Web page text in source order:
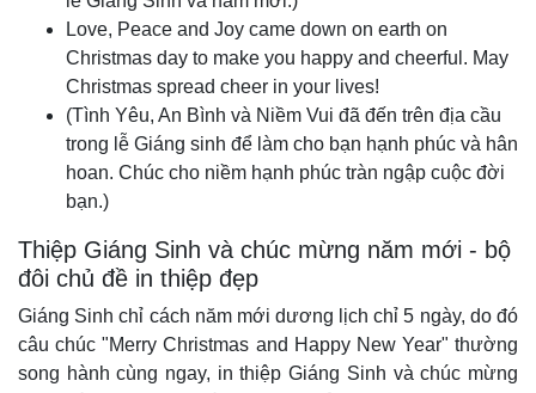
Love, Peace and Joy came down on earth on
Christmas day to make you happy and cheerful. May
Christmas spread cheer in your lives!
(Tình Yêu, An Bình và Niềm Vui đã đến trên địa cầu
trong lễ Giáng sinh để làm cho bạn hạnh phúc và hân
hoan. Chúc cho niềm hạnh phúc tràn ngập cuộc đời
bạn.)
Thiệp Giáng Sinh và chúc mừng năm mới - bộ
đôi chủ đề in thiệp đẹp
Giáng Sinh chỉ cách năm mới dương lịch chỉ 5 ngày, do đó
câu chúc "Merry Christmas and Happy New Year" thường
song hành cùng ngay, in thiệp Giáng Sinh và chúc mừng